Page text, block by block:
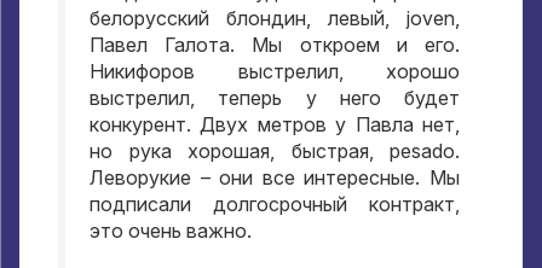
белорусский блондин,левый, joven,
Павел Галота. Мы откроем и его.
Никифоров выстрелил, хорошо
выстрелил, теперь у него будет
конкурент.Двух метров у Павла нет,
но рука хорошая, быстрая, pesado.
Леворукие –они все интересные. Мы
подписали долгосрочный контракт,
это очень важно.